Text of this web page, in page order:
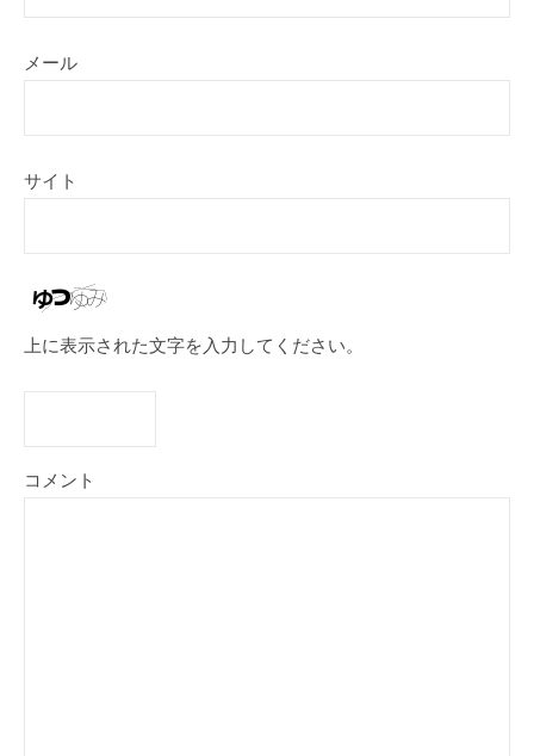
メール
サイト
上に表示された文字を入力してください。
コメント